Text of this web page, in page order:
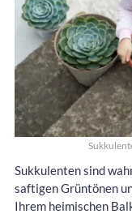
Sukkulenten sind
saftigen Grüntönen
Ihrem heimischen